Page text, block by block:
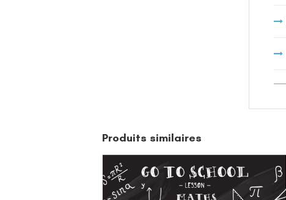
Produits similaires